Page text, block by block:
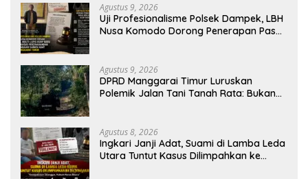
Agustus 9, 2026
Uji Profesionalisme Polsek Dampek, LBH
Nusa Komodo Dorong Penerapan Pasal
Agustus 9, 2026
DPRD Manggarai Timur Luruskan
Polemik Jalan Tani Tanah Rata: Bukan
Agustus 8, 2026
Ingkari Janji Adat, Suami di Lamba Leda
Utara Tuntut Kasus Dilimpahkan ke